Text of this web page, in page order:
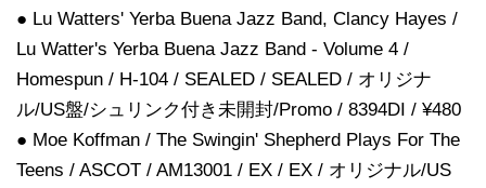
● Lu Watters' Yerba Buena Jazz Band, Clancy Hayes /
Lu Watter's Yerba Buena Jazz Band - Volume 4 /
Homespun / H-104 / SEALED / SEALED / オリジナ
ル/US盤/シュリンク付き未開封/Promo / 8394DI / ¥480
● Moe Koffman / The Swingin' Shepherd Plays For The
Teens / ASCOT / AM13001 / EX / EX / オリジナル/US